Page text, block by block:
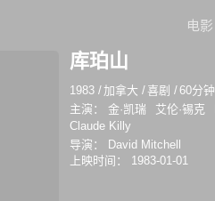
电影
库珀山
1983 / 加拿大 /喜剧 /60分钟
主演：
金·凯瑞 艾伦·锡克
Claude Killy
导演：
David Mitchell
上映时间：
1983-01-01